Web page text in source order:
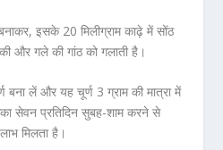
इसके 20 मिलीग्राम काढ़े में सोंठ
और गले की गांठ को गलाती है।
बना लें और यह चूर्ण 3 ग्राम की मात्रा में
सेवन प्रतिदिन सुबह-शाम करने से
मिलता है।